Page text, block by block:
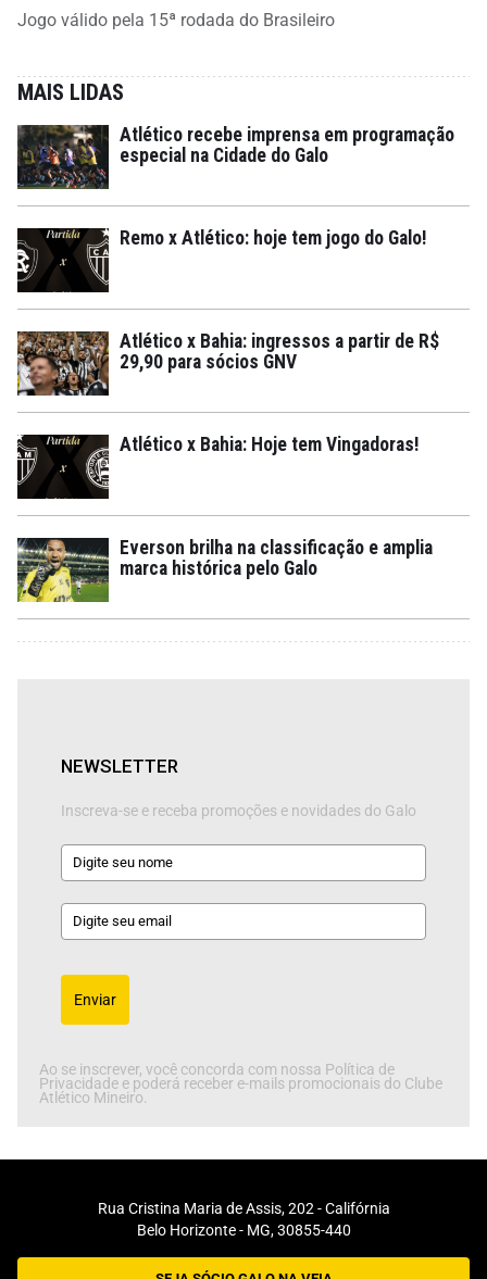
Jogo válido pela 15ª rodada do Brasileiro
MAIS LIDAS
Atlético recebe imprensa em programação
especial na Cidade do Galo
Remo x Atlético: hoje tem jogo do Galo!
Atlético x Bahia: ingressos a partir de R$
29,90 para sócios GNV
Atlético x Bahia: Hoje tem Vingadoras!
Everson brilha na classificação e amplia
marca histórica pelo Galo
NEWSLETTER
Inscreva-se e receba promoções e novidades do Galo
Enviar
Ao se inscrever, você concorda com nossa Política de
Privacidade e poderá receber e-mails promocionais do Clube
Atlético Mineiro.
Rua Cristina Maria de Assis, 202 - Califórnia
Belo Horizonte - MG, 30855-440